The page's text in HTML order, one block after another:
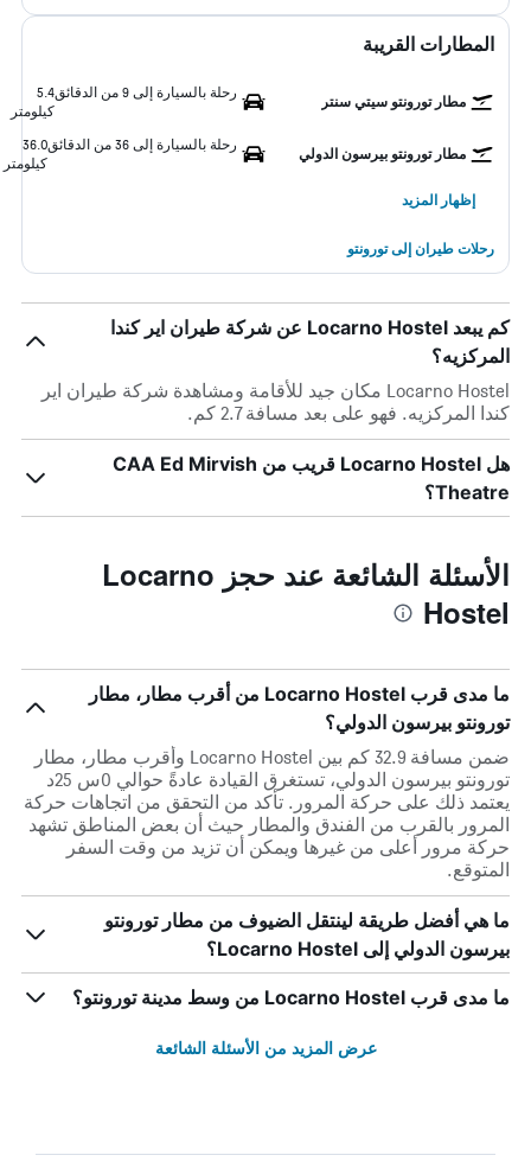
المطارات القريبة
مطار تورونتو سيتي سنتر
رحلة بالسيارة إلى 9 من الدقائق
5.4
كيلومتر
مطار تورونتو بيرسون الدولي
رحلة بالسيارة إلى 36 من الدقائق
36.0
كيلومتر
إظهار المزيد
رحلات طيران إلى تورونتو
كم يبعد Locarno Hostel عن شركة طيران اير كندا
المركزيه؟
Locarno Hostel مكان جيد للأقامة ومشاهدة شركة طيران اير
كندا المركزيه. فهو على بعد مسافة 2.7 كم.
هل Locarno Hostel قريب من CAA Ed Mirvish
Theatre؟
الأسئلة الشائعة عند حجز Locarno
Hostel
ما مدى قرب Locarno Hostel من أقرب مطار، مطار
تورونتو بيرسون الدولي؟
ضمن مسافة 32.9 كم بين Locarno Hostel وأقرب مطار، مطار
تورونتو بيرسون الدولي، تستغرق القيادة عادةً حوالي 0س 25د
يعتمد ذلك على حركة المرور. تأكد من التحقق من اتجاهات حركة
المرور بالقرب من الفندق والمطار حيث أن بعض المناطق تشهد
حركة مرور أعلى من غيرها ويمكن أن تزيد من وقت السفر
المتوقع.
ما هي أفضل طريقة لينتقل الضيوف من مطار تورونتو
بيرسون الدولي إلى Locarno Hostel؟
ما مدى قرب Locarno Hostel من وسط مدينة تورونتو؟
عرض المزيد من الأسئلة الشائعة